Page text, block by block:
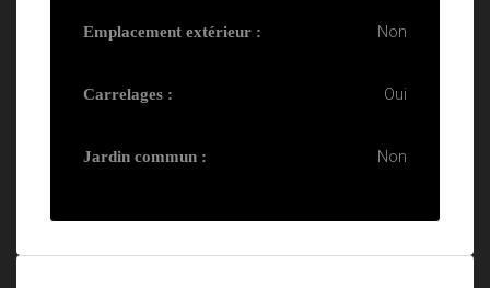
Emplacement extérieur : Non
Carrelages : Oui
Jardin commun : Non